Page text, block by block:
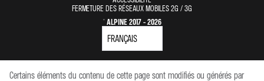
FERMETURE DES RÉSEAUX MOBILES 2G / 3G
© ALPINE 2017 - 2026
Certains éléments du contenu de cette page sont modifiés ou générés par